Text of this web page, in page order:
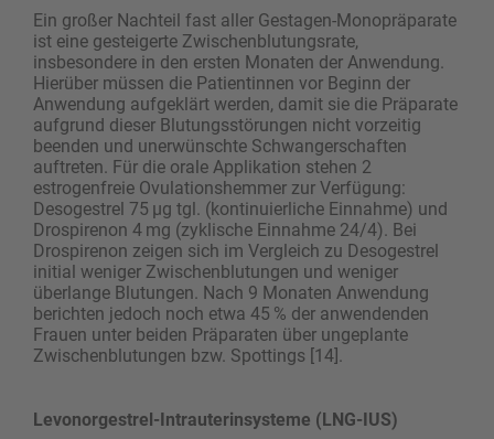
Ein großer Nachteil fast aller Gestagen-Monopräparate
ist eine gesteigerte Zwischenblutungsrate,
insbesondere in den ersten Monaten der Anwendung.
Hierüber müssen die Patientinnen vor Beginn der
Anwendung aufgeklärt werden, damit sie die Präparate
aufgrund dieser Blutungsstörungen nicht vorzeitig
beenden und unerwünschte Schwangerschaften
auftreten. Für die orale Applikation stehen 2
estrogenfreie Ovulationshemmer zur Verfügung:
Desogestrel 75 µg tgl. (kontinuierliche Einnahme) und
Drospirenon 4 mg (zyklische Einnahme 24/4). Bei
Drospirenon zeigen sich im Vergleich zu Desogestrel
initial weniger Zwischenblutungen und weniger
überlange Blutungen. Nach 9 Monaten Anwendung
berichten jedoch noch etwa 45 % der anwendenden
Frauen unter beiden Präparaten über ungeplante
Zwischenblutungen bzw. Spottings [14].
Levonorgestrel-Intrauterinsysteme (LNG-IUS)